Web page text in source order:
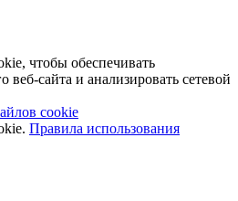
чтобы обеспечивать
сайта и анализировать сетевой
cookie
Правила использования